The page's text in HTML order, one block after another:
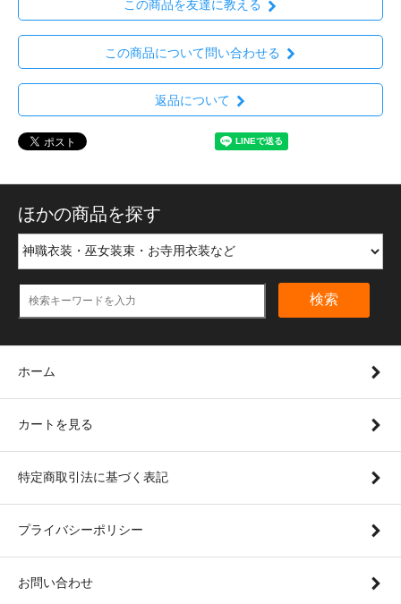
この商品を友達に教える
この商品について問い合わせる
返品について
ほかの商品を探す
検索
ホーム
カートを見る
特定商取引法に基づく表記
プライバシーポリシー
お問い合わせ